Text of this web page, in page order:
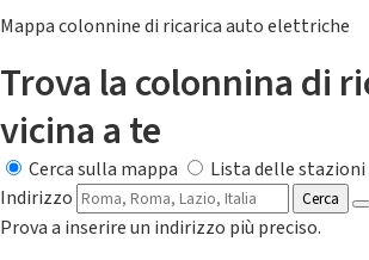
Mappa colonnine di ricarica auto elettriche
Trova la colonnina di
vicina a te
Cerca sulla mappa
Lista delle stazioni
Indirizzo
Cerca
Prova a inserire un indirizzo più preciso.